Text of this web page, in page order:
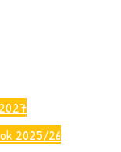
2025/26